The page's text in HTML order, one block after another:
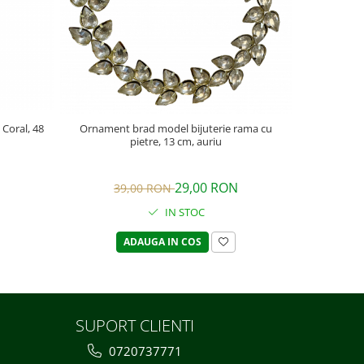
48
Ornament brad model bijuterie rama cu
pietre, 13 cm, auriu
39,00 RON29,00 RON
IN STOC
ADAUGA IN COS
SUPORT CLIENTI
0720737771